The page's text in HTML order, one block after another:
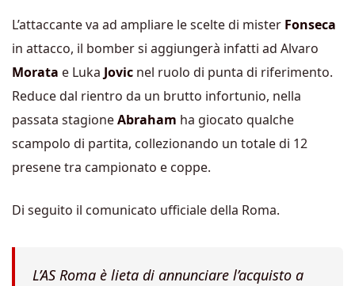
L’attaccante va ad ampliare le scelte di mister Fonseca
in attacco, il bomber si aggiungerà infatti ad Alvaro
Morata e Luka Jovic nel ruolo di punta di riferimento.
Reduce dal rientro da un brutto infortunio, nella
passata stagioneAbraham ha giocato qualche
scampolo di partita, collezionando un totale di 12
presene tra campionato e coppe.
Di seguito il comunicato ufficiale della Roma.
L’AS Roma è lieta di annunciare l’acquisto a